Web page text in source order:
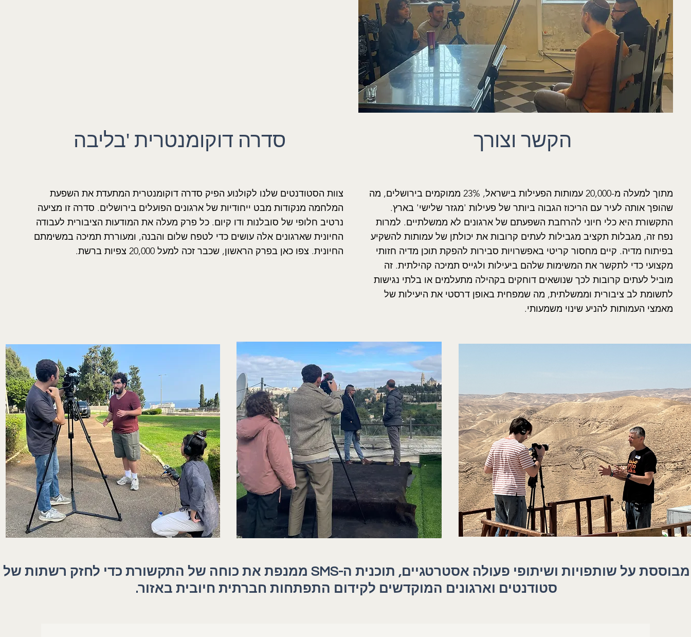
סדרה דוקומנטרית 'בליבה
צוות הסטודנטים שלנו לקולנוע הפיק סדרה דוקומנטרית המתעדת את השפעת
המלחמה מנקודות מבט ייחודיות של ארגונים הפועלים בירושלים. סדרה זו מציעה
נרטיב חלופי של סובלנות ודו קיום. כל פרק מעלה את המודעות הציבורית לעבודה
החיונית שארגונים אלה עושים כדי לטפח שלום והבנה, ומעוררת תמיכה במשימתם
החיונית. צפו כאן בפרק הראשון, שכבר זכה למעל 20,000 צפיות ברשת.
הקשר וצורך
מתוך למעלה מ-20,000 עמותות הפעילות בישראל, 23% ממוקמים בירושלים, מה
שהופך אותה לעיר עם הריכוז הגבוה ביותר של פעילות 'מגזר שלישי' בארץ.
התקשורת היא כלי חיוני להרחבת השפעתם של ארגונים לא ממשלתיים. למרות
נפח זה, מגבלות תקציב מגבילות לעתים קרובות את יכולתן של עמותות להשקיע
בפיתוח מדיה. קיים מחסור קריטי באפשרויות סבירות להפקת תוכן מדיה חזותי
מקצועי כדי לתקשר את המשימות שלהם ביעילות ולגייס תמיכה קהילתית. זה
מוביל לעתים קרובות לכך שנושאים דוחקים בקהילה מתעלמים או בלתי נגישות
לתשומת לב ציבורית וממשלתית, מה שמפחית באופן דרסטי את היעילות של
מאמצי העמותות להניע שינוי משמעותי.
מבוססת על שותפויות ושיתופי פעולה אסטרטגיים, תוכנית ה-SMS ממנפת את כוחה של התקשורת כדי לחזק רשתות של
סטודנטים וארגונים המוקדשים לקידום התפתחות חברתית חיובית באזור.